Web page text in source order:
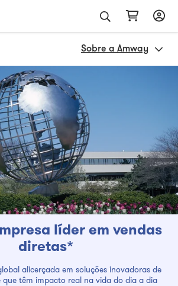
Sobre a Amway
líder em vendas
diretas*
alicerçada em soluções inovadoras de
que têm impacto real na vida do dia a dia